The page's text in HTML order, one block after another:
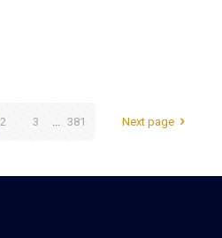
2 3 ... 381 Next page